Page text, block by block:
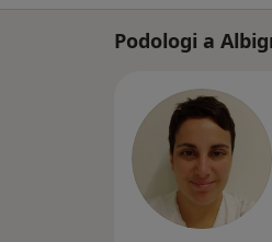
Podologi a